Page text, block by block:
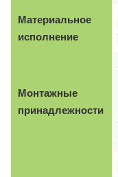
Материальное
исполнение
Монтажные
принадлежности